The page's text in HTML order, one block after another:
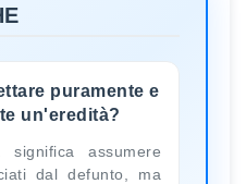
puramente e
un'eredità?
significa assumere
dal defunto, ma